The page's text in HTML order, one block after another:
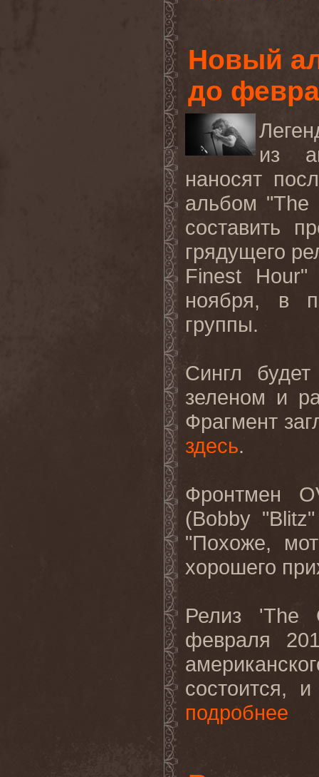
Новый
до
из
наносят
альбом "The
составить
грядущего
Finest
Hour"
ноября, в
группы.
Сингл
зеленом и
Фрагмент
здесь.
Фронтмен
(Bobby "Blitz
"Похоже,
хорошего
Релиз 'The
февраля
состоится,
подробнее